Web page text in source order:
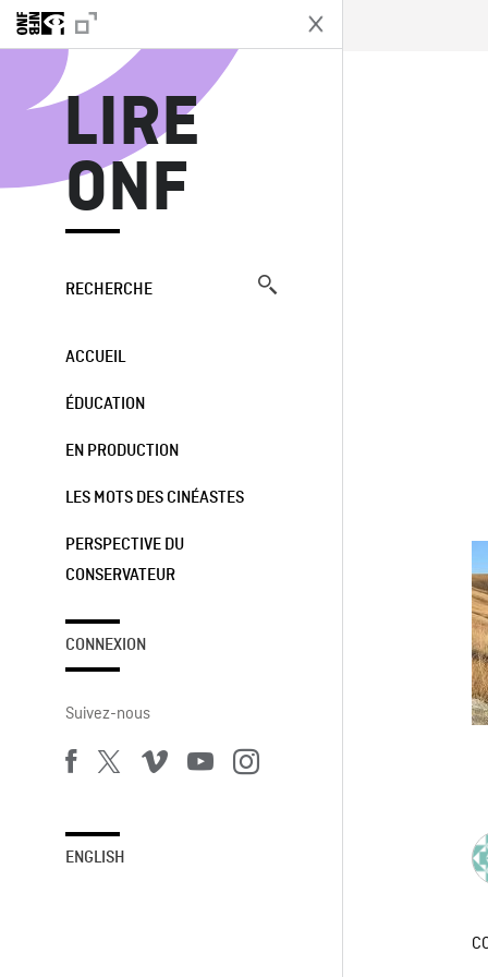
LIRE
ONF
RECHERCHE
ACCUEIL
ÉDUCATION
EN PRODUCTION
LES MOTS DES CINÉASTES
PERSPECTIVE DU
CONSERVATEUR
CONNEXION
Suivez-nous
ENGLISH